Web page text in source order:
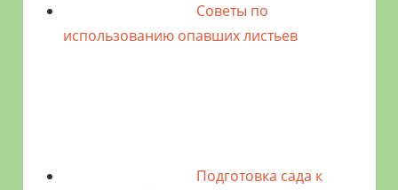
Советы по
использованию опавших листьев
Подготовка сада к